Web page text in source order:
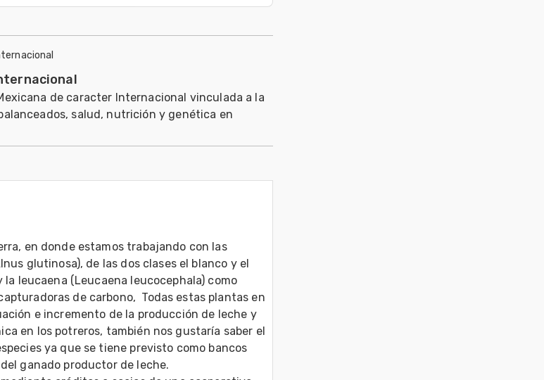
de caracter Internacional vinculada a la
salud, nutrición y genética en
en donde estamos trabajando con las
glutinosa), de las dos clases el blanco y el
leucaena (Leucaena leucocephala) como
de carbono,  Todas estas plantas en
e incremento de la producción de leche y
en los potreros, también nos gustaría saber el
ya que se tiene previsto como bancos
ganado productor de leche.